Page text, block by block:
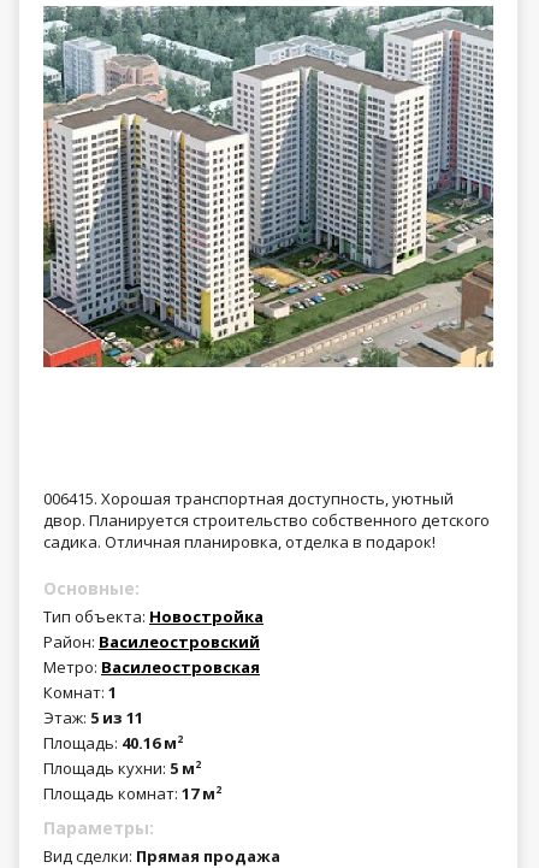
006415. Хорошая транспортная доступность, уютный
двор. Планируется строительство собственного детского
садика. Отличная планировка, отделка в подарок!
Основные:
Тип объекта: Новостройка
Район: Василеостровский
Метро: Василеостровская
Комнат: 1
Этаж: 5 из 11
Площадь: 40.16 м2
Площадь кухни: 5 м2
Площадь комнат: 17 м2
Параметры:
Вид сделки: Прямая продажа